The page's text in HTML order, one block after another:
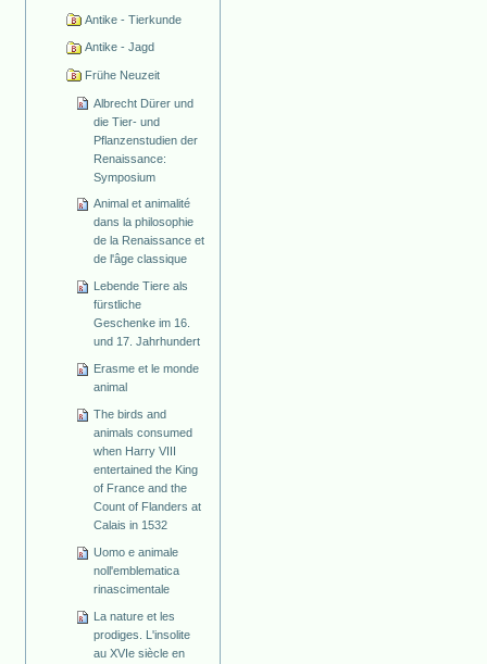
Antike - Tierkunde
Antike - Jagd
Frühe Neuzeit
Albrecht Dürer und
die Tier- und
Pflanzenstudien der
Renaissance:
Symposium
Animal et animalité
dans la philosophie
de la Renaissance et
de l'âge classique
Lebende Tiere als
fürstliche
Geschenke im 16.
und 17. Jahrhundert
Erasme et le monde
animal
The birds and
animals consumed
when Harry VIII
entertained the King
of France and the
Count of Flanders at
Calais in 1532
Uomo e animale
noll'emblematica
rinascimentale
La nature et les
prodiges. L'insolite
au XVIe siècle en